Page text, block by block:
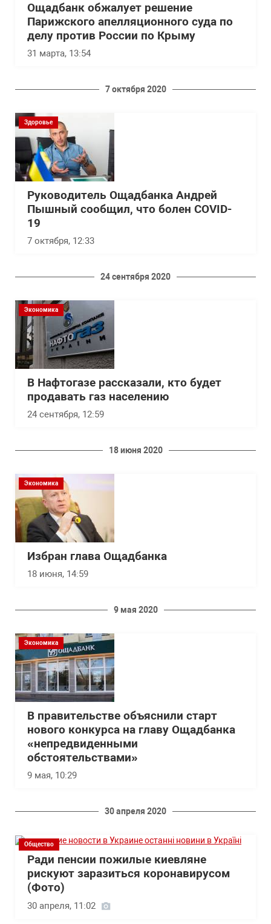
Ощадбанк обжалует решение
Парижского апелляционного суда по
делу против России по Крыму
31 марта, 13:54
7 октября 2020
Здоровье
Руководитель Ощадбанка Андрей
Пышный сообщил, что болен COVID-
19
7 октября, 12:33
24 сентября 2020
Экономика
В Нафтогазе рассказали, кто будет
продавать газ населению
24 сентября, 12:59
18 июня 2020
Экономика
Избран глава Ощадбанка
18 июня, 14:59
9 мая 2020
Экономика
В правительстве объяснили старт
нового конкурса на главу Ощадбанка
«непредвиденными
обстоятельствами»
9 мая, 10:29
30 апреля 2020
Общество
Ради пенсии пожилые киевляне
рискуют заразиться коронавирусом
(Фото)
30 апреля, 11:02